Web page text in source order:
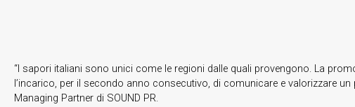
“I sapori italiani sono unici come le regioni dalle quali provengono. La
l’incarico, per il secondo anno consecutivo, di comunicare e valorizzare
Managing Partner di SOUND PR.